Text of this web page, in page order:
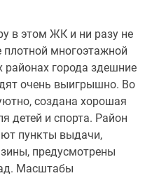
в этом ЖК и ни разу не
многоэтажной
районах города здешние
очень выигрышно. Во
создана хорошая
детей и спорта. Район
пункты выдачи,
предусмотрены
Масштабы